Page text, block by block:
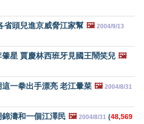
省頭兒進京威脅江家幫 🖼️ 2004/9/13
星 賈慶林西班牙見國王鬧笑兒 🖼️
一拳出手漂亮 老江暈菜 🖼️ 2004/8/31
濤和一個江澤民 🖼️ 2004/8/31 (48,569